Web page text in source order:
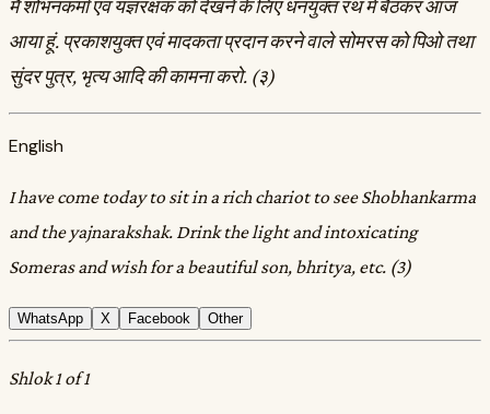
मैं शोभनकर्मा एवं यज्ञरक्षक को देखने के लिए धनयुक्त रथ में बैठकर आज
आया हूं. प्रकाशयुक्त एवं मादकता प्रदान करने वाले सोमरस को पिओ तथा
सुंदर पुत्र, भृत्य आदि की कामना करो. (३)
English
I have come today to sit in a rich chariot to see Shobhankarma
and the yajnarakshak. Drink the light and intoxicating
Someras and wish for a beautiful son, bhritya, etc. (3)
WhatsApp X Facebook Other
Shlok 1 of 1